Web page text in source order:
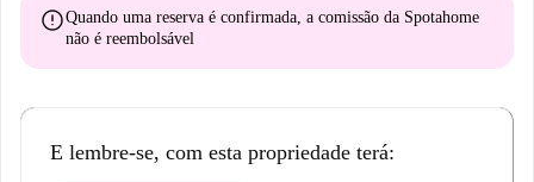
errorQuando uma reserva é confirmada, a comissão da Spotahome
não é reembolsável
E lembre-se, com esta propriedade terá: